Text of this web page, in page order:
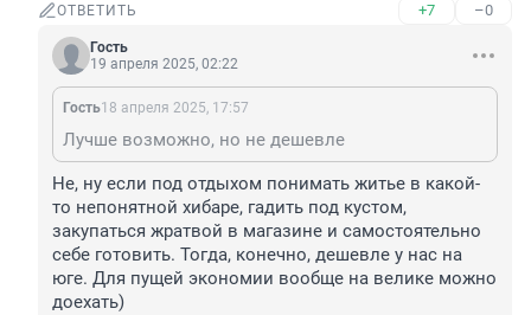
ОТВЕТИТЬ +7 –0
Гость
19 апреля 2025, 02:22
Гость18 апреля 2025, 17:57
Лучше возможно, но не дешевле
Не, ну если под отдыхом понимать житье в какой-
то непонятной хибаре, гадить под кустом,
закупаться жратвой в магазине и самостоятельно
себе готовить. Тогда, конечно, дешевле у нас на
юге. Для пущей экономии вообще на велике можно
доехать)